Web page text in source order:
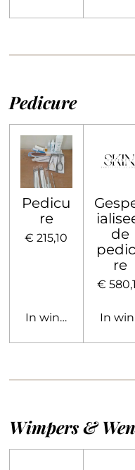
Pedicure
Pedicu
re
€ 215,10
In winkelwagen
de
re
€
In
Wimpers &